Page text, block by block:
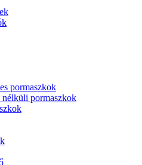
pormaszkok
nélküli pormaszkok